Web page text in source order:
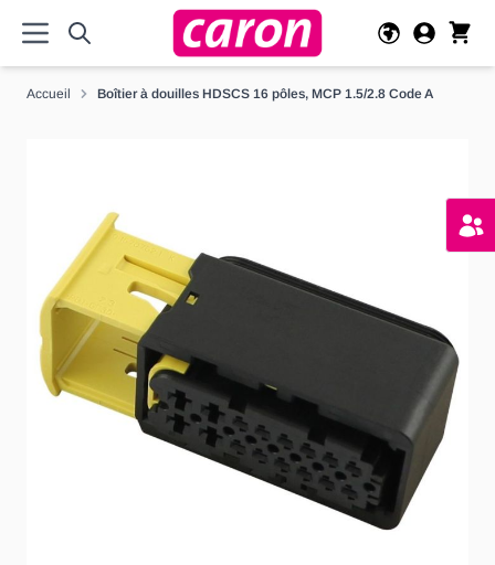
Accueil Boîtier à douilles HDSCS 16 pôles, MCP 1.5/2.8 Code A